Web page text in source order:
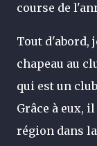
course de
Tout d'abord,
chapeau au
qui est un
Grâce à eux,
région dans